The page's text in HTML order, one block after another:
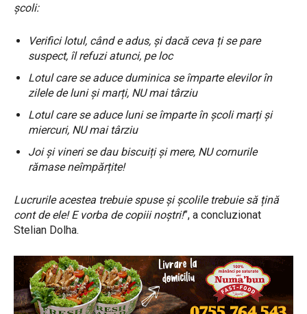
școli:
Verifici lotul, când e adus, și dacă ceva ți se pare
suspect, îl refuzi atunci, pe loc
Lotul care se aduce duminica se împarte elevilor în
zilele de luni și marți, NU mai târziu
Lotul care se aduce luni se împarte în școli marți și
miercuri, NU mai târziu
Joi și vineri se dau biscuiți și mere, NU cornurile
rămase neîmpărțite!
Lucrurile acestea trebuie spuse și școlile trebuie să țină
cont de ele! E vorba de copiii noștri!”, a concluzionat
Stelian Dolha.